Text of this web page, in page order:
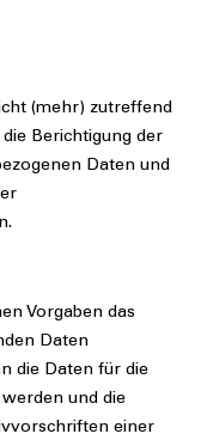
(mehr) zutreffend
Berichtigung der
Daten und
Vorgaben das
Daten
die Daten für die
und die
einer